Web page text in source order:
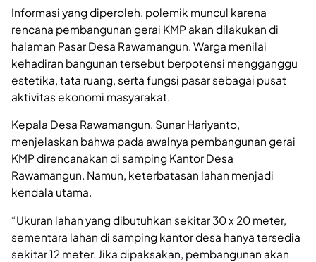
Informasi yang diperoleh, polemik muncul karena
rencana pembangunan gerai KMP akan dilakukan di
halaman Pasar Desa Rawamangun. Warga menilai
kehadiran bangunan tersebut berpotensi mengganggu
estetika, tata ruang, serta fungsi pasar sebagai pusat
aktivitas ekonomi masyarakat.
Kepala Desa Rawamangun, Sunar Hariyanto,
menjelaskan bahwa pada awalnya pembangunan gerai
KMP direncanakan di samping Kantor Desa
Rawamangun. Namun, keterbatasan lahan menjadi
kendala utama.
“Ukuran lahan yang dibutuhkan sekitar 30 x 20 meter,
sementara lahan di samping kantor desa hanya tersedia
sekitar 12 meter. Jika dipaksakan, pembangunan akan